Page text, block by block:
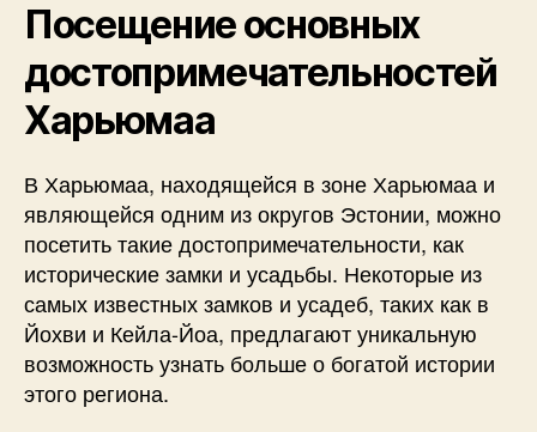
Посещение основных
достопримечательностей
Харьюмаа
В Харьюмаа, находящейся в зоне Харьюмаа и
являющейся одним из округов Эстонии, можно
посетить такие достопримечательности, как
исторические замки и усадьбы. Некоторые из
самых известных замков и усадеб, таких как в
Йохви и Кейла-Йоа, предлагают уникальную
возможность узнать больше о богатой истории
этого региона.